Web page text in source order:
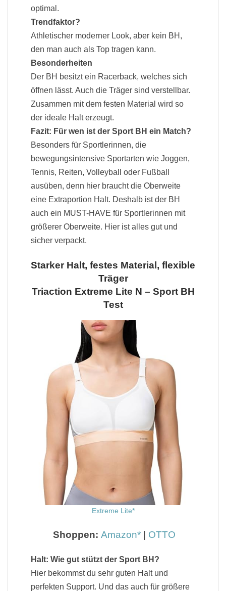
optimal.
Trendfaktor?
Athletischer moderner Look, aber kein BH,
den man auch als Top tragen kann.
Besonderheiten
Der BH besitzt ein Racerback, welches sich
öffnen lässt. Auch die Träger sind verstellbar.
Zusammen mit dem festen Material wird so
der ideale Halt erzeugt.
Fazit: Für wen ist der Sport BH ein Match?
Besonders für Sportlerinnen, die
bewegungsintensive Sportarten wie Joggen,
Tennis, Reiten, Volleyball oder Fußball
ausüben, denn hier braucht die Oberweite
eine Extraportion Halt. Deshalb ist der BH
auch ein MUST-HAVE für Sportlerinnen mit
größerer Oberweite. Hier ist alles gut und
sicher verpackt.
Starker Halt, festes Material, flexible
Träger
Triaction Extreme Lite N – Sport BH
Test
Extreme Lite
Shoppen: Amazon | OTTO
Halt: Wie gut stützt der Sport BH?
Hier bekommst du sehr guten Halt und
perfekten Support. Und das auch für größere